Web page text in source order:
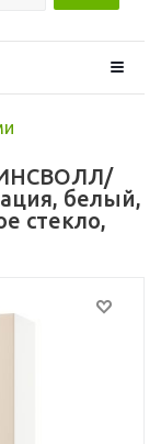
белый,
стекло,